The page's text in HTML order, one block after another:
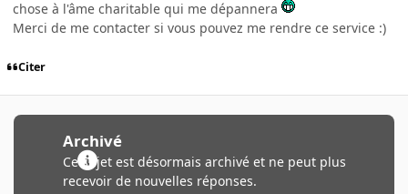
chose à l'âme charitable qui me dépannera
Merci de me contacter si vous pouvez me rendre ce service :)
Citer
Archivé
Ce sujet est désormais archivé et ne peut plus
recevoir de nouvelles réponses.